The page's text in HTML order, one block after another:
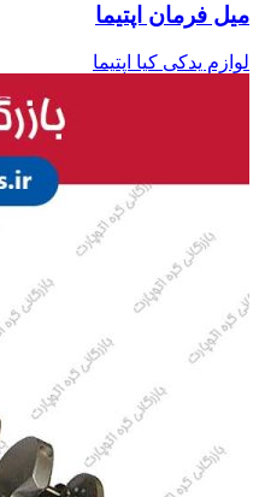
میل فرمان اپتیما
لوازم یدکی کیا اپتیما